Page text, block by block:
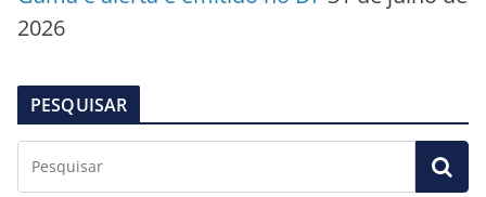
2026
PESQUISAR